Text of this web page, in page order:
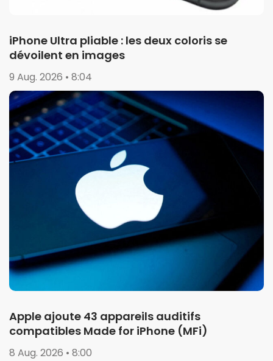
iPhone Ultra pliable : les deux coloris se
dévoilent en images
9 Aug. 2026 • 8:04
Apple ajoute 43 appareils auditifs
compatibles Made for iPhone (MFi)
8 Aug. 2026 • 8:00